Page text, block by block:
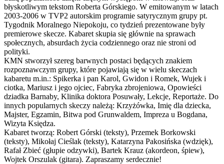
błyskotliwym tekstom Roberta Górskiego. W emitowanym w latach
2003-2006 w TVP2 autorskim programie satyrycznym grupy pt.
Tygodnik Moralnego Niepokoju, co tydzień prezentowane były
premierowe skecze. Kabaret skupia się głównie na sprawach
społecznych, absurdach życia codziennego oraz nie stroni od
polityki.
KMN stworzył szereg barwnych postaci będących znakiem
rozpoznawczym grupy, które pojawiają się w wielu skeczach
kabaretu m.in.: Spikerka i pan Karol, Gwidon i Romek, Wujek i
ciotka, Mariusz i jego ojciec, Fabryka zbrojeniowa, Opowieści
dziadka Barnaby, Klinika doktora Posuwały, Lekcje, Reportaże. Do
innych popularnych skeczy należą: Krzyżówka, Imię dla dziecka,
Majster, Egzamin, Bitwa pod Grunwaldem, Impreza u Bogdana,
Wizyta Księdza.
Kabaret tworzą: Robert Górski (teksty), Przemek Borkowski
(teksty), Mikołaj Cieślak (teksty), Katarzyna Pakosińska (wdzięk),
Rafał Zbieć (głupie odzywki), Bartek Krauz (akordeon, śpiew),
Wojtek Orszulak (gitara). Zapraszamy serdecznie!